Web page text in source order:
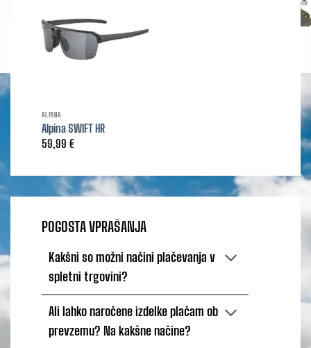
ALPINA
Alpina SWIFT HR
59,99 €
POGOSTA VPRAŠANJA
Kakšni so možni načini plačevanja v
spletni trgovini?
Ali lahko naročene izdelke plačam ob
prevzemu? Na kakšne načine?